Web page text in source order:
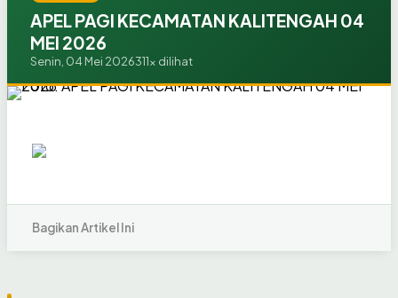
APEL PAGI KECAMATAN KALITENGAH 04
MEI 2026
Senin, 04 Mei 2026311x dilihat
Bagikan Artikel Ini